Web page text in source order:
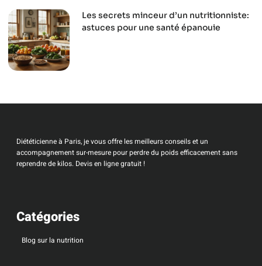
Les secrets minceur d’un nutritionniste:
astuces pour une santé épanouie
Diététicienne à Paris, je vous offre les meilleurs conseils et un
accompagnement sur-mesure pour perdre du poids efficacement sans
reprendre de kilos. Devis en ligne gratuit !
Catégories
Blog sur la nutrition